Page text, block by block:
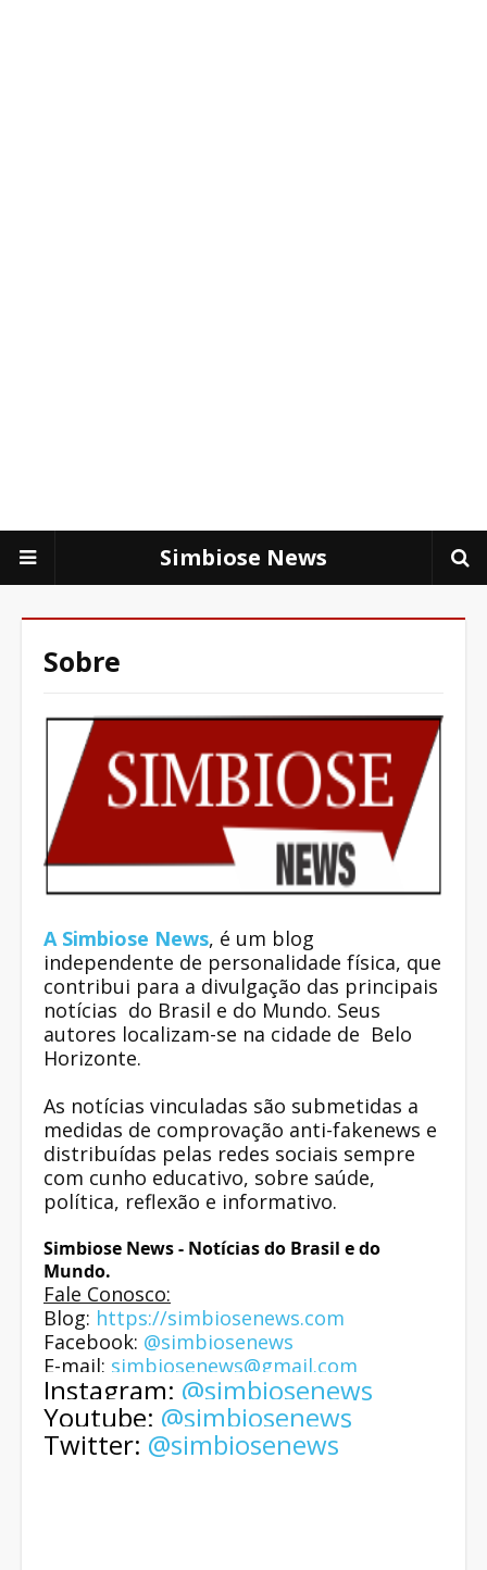
Simbiose News
Sobre
A Simbiose News, é um blog
independente de personalidade física, que
contribui para a divulgação das principais
notícias do Brasil e do Mundo. Seus
autores localizam-se na cidade de Belo
Horizonte.
As notícias vinculadas são submetidas a
medidas de comprovação anti-fakenews e
distribuídas pelas redes sociais sempre
com cunho educativo, sobre saúde,
política, reflexão e informativo.
Simbiose News - Notícias do Brasil e do
Mundo.
Fale Conosco:
Blog: https://simbiosenews.com
Facebook: @simbiosenews
E-mail: simbiosenews@gmail.com
Instagram: @simbiosenews
Youtube: @simbiosenews
Twitter: @simbiosenews